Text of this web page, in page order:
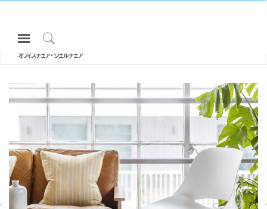
Open
Menuto
プロダクト
エルゴノミクス
リソース
当社について
お問い合わせ先
LIBERTY TASK | リクライニングメッ
シュチェア
DIFFRIENT SMART | メッシュチェア
All エルゴノミクスチェア・スツール
オフィスチェア・シェルチェア